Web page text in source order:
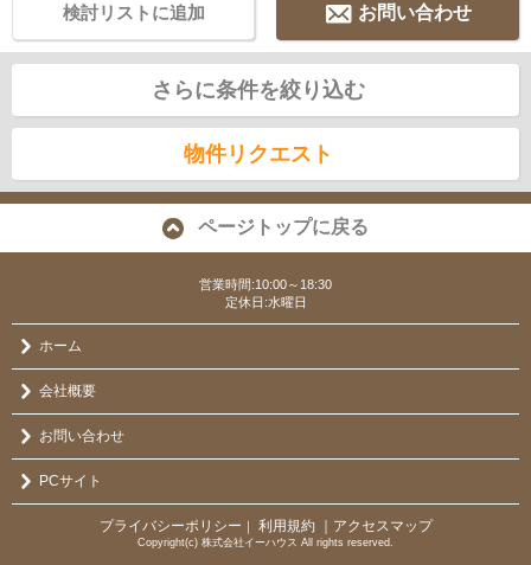
お問い合わせ
検討リストに追加
さらに条件を絞り込む
物件リクエスト
ページトップに戻る
営業時間:10:00～18:30
定休日:水曜日
ホーム
会社概要
お問い合わせ
PCサイト
プライバシーポリシー ｜ 利用規約 ｜アクセスマップ
Copyright(c) 株式会社イーハウス All rights reserved.